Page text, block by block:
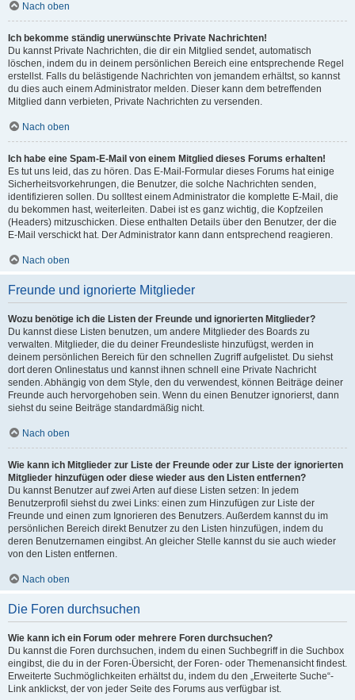
Nach oben
Ich bekomme ständig unerwünschte Private Nachrichten!
Du kannst Private Nachrichten, die dir ein Mitglied sendet, automatisch
löschen, indem du in deinem persönlichen Bereich eine entsprechende Regel
erstellst. Falls du belästigende Nachrichten von jemandem erhältst, so kannst
du dies auch einem Administrator melden. Dieser kann dem betreffenden
Mitglied dann verbieten, Private Nachrichten zu versenden.
Nach oben
Ich habe eine Spam-E-Mail von einem Mitglied dieses Forums erhalten!
Es tut uns leid, das zu hören. Das E-Mail-Formular dieses Forums hat einige
Sicherheitsvorkehrungen, die Benutzer, die solche Nachrichten senden,
identifizieren sollen. Du solltest einem Administrator die komplette E-Mail, die
du bekommen hast, weiterleiten. Dabei ist es ganz wichtig, die Kopfzeilen
(Headers) mitzuschicken. Diese enthalten Details über den Benutzer, der die
E-Mail verschickt hat. Der Administrator kann dann entsprechend reagieren.
Nach oben
Freunde und ignorierte Mitglieder
Wozu benötige ich die Listen der Freunde und ignorierten Mitglieder?
Du kannst diese Listen benutzen, um andere Mitglieder des Boards zu
verwalten. Mitglieder, die du deiner Freundesliste hinzufügst, werden in
deinem persönlichen Bereich für den schnellen Zugriff aufgelistet. Du siehst
dort deren Onlinestatus und kannst ihnen schnell eine Private Nachricht
senden. Abhängig von dem Style, den du verwendest, können Beiträge deiner
Freunde auch hervorgehoben sein. Wenn du einen Benutzer ignorierst, dann
siehst du seine Beiträge standardmäßig nicht.
Nach oben
Wie kann ich Mitglieder zur Liste der Freunde oder zur Liste der ignorierten
Mitglieder hinzufügen oder diese wieder aus den Listen entfernen?
Du kannst Benutzer auf zwei Arten auf diese Listen setzen: In jedem
Benutzerprofil siehst du zwei Links: einen zum Hinzufügen zur Liste der
Freunde und einen zum Ignorieren des Benutzers. Außerdem kannst du im
persönlichen Bereich direkt Benutzer zu den Listen hinzufügen, indem du
deren Benutzernamen eingibst. An gleicher Stelle kannst du sie auch wieder
von den Listen entfernen.
Nach oben
Die Foren durchsuchen
Wie kann ich ein Forum oder mehrere Foren durchsuchen?
Du kannst die Foren durchsuchen, indem du einen Suchbegriff in die Suchbox
eingibst, die du in der Foren-Übersicht, der Foren- oder Themenansicht findest.
Erweiterte Suchmöglichkeiten erhältst du, indem du den „Erweiterte Suche“-
Link anklickst, der von jeder Seite des Forums aus verfügbar ist.